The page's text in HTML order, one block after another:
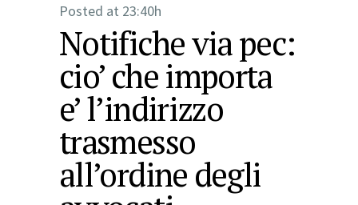
Posted at 23:40h
Notifiche via pec:
cio’ che importa
e’ l’indirizzo
trasmesso
all’ordine degli